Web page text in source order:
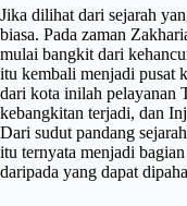
Jika dilihat dari sejarah
biasa. Pada zaman
mulai bangkit dari
itu kembali menjadi pusat
dari kota inilah pelayanan
kebangkitan terjadi, dan
Dari sudut pandang
itu ternyata menjadi
daripada yang dapat